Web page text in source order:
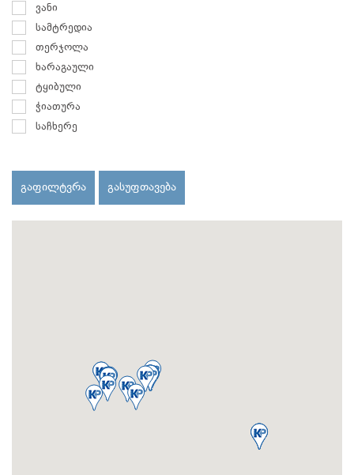
ვანი
სამტრედია
თერჯოლა
ხარაგაული
ტყიბული
ჭიათურა
საჩხერე
გაფილტვრა გასუფთავება